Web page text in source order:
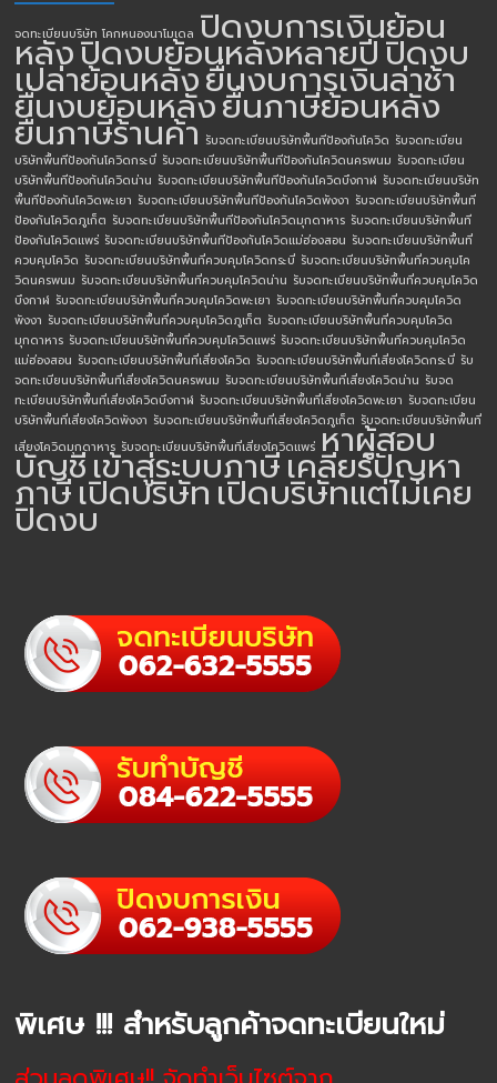
จดทะเบียนบริษัท โคกหนองนาโมเดล ปิดงบการเงินย้อน
หลังปิดงบย้อนหลังหลายปีปิดงบ
เปล่าย้อนหลังยื่นงบการเงินล่าช้า
ยื่นงบย้อนหลังยื่นภาษีย้อนหลัง
ยื่นภาษีร้านค้า รับจดทะเบียนบริษัทพื้นทีป้องกันโควิด รับจดทะเบียน
บริษัทพื้นทีป้องกันโควิดกระบี่ รับจดทะเบียนบริษัทพื้นทีป้องกันโควิดนครพนม รับจดทะเบียน
บริษัทพื้นทีป้องกันโควิดน่าน รับจดทะเบียนบริษัทพื้นทีป้องกันโควิดบึงกาฬ รับจดทะเบียนบริษัท
พื้นทีป้องกันโควิดพะเยา รับจดทะเบียนบริษัทพื้นทีป้องกันโควิดพังงา รับจดทะเบียนบริษัทพื้นที
ป้องกันโควิดภูเก็ต รับจดทะเบียนบริษัทพื้นทีป้องกันโควิดมุกดาหาร รับจดทะเบียนบริษัทพื้นที
ป้องกันโควิดแพร่ รับจดทะเบียนบริษัทพื้นทีป้องกันโควิดแม่ฮ่องสอน รับจดทะเบียนบริษัทพื้นที่
ควบคุมโควิด รับจดทะเบียนบริษัทพื้นที่ควบคุมโควิดกระบี่ รับจดทะเบียนบริษัทพื้นที่ควบคุมโค
วิดนครพนม รับจดทะเบียนบริษัทพื้นที่ควบคุมโควิดน่าน รับจดทะเบียนบริษัทพื้นที่ควบคุมโควิด
บึงกาฬ รับจดทะเบียนบริษัทพื้นที่ควบคุมโควิดพะเยา รับจดทะเบียนบริษัทพื้นที่ควบคุมโควิด
พังงา รับจดทะเบียนบริษัทพื้นที่ควบคุมโควิดภูเก็ต รับจดทะเบียนบริษัทพื้นที่ควบคุมโควิด
มุกดาหาร รับจดทะเบียนบริษัทพื้นที่ควบคุมโควิดแพร่ รับจดทะเบียนบริษัทพื้นที่ควบคุมโควิด
แม่ฮ่องสอน รับจดทะเบียนบริษัทพื้นที่เสี่ยงโควิด รับจดทะเบียนบริษัทพื้นที่เสี่ยงโควิดกระบี่ รับ
จดทะเบียนบริษัทพื้นที่เสี่ยงโควิดนครพนม รับจดทะเบียนบริษัทพื้นที่เสี่ยงโควิดน่าน รับจด
ทะเบียนบริษัทพื้นที่เสี่ยงโควิดบึงกาฬ รับจดทะเบียนบริษัทพื้นที่เสี่ยงโควิดพะเยา รับจดทะเบียน
บริษัทพื้นที่เสี่ยงโควิดพังงา รับจดทะเบียนบริษัทพื้นที่เสี่ยงโควิดภูเก็ต รับจดทะเบียนบริษัทพื้นที่
เสี่ยงโควิดมุกดาหาร รับจดทะเบียนบริษัทพื้นที่เสี่ยงโควิดแพร่ หาผู้สอบ
บัญชีเข้าสู่ระบบภาษีเคลียร์ปัญหา
ภาษีเปิดบริษัทเปิดบริษัทแต่ไม่เคย
ปิดงบ
พิเศษ !!! สำหรับลูกค้าจดทะเบียนใหม่